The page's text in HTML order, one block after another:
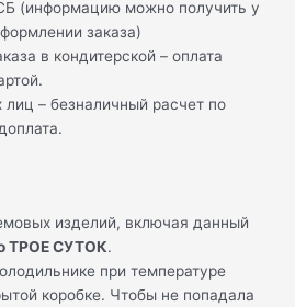
(информацию можно получить у
заказа)
в кондитерской – оплата
– безналичный расчет по
изделий, включая данный
ТРОЕ СУТОК.
при температуре
коробке. Чтобы не попадала